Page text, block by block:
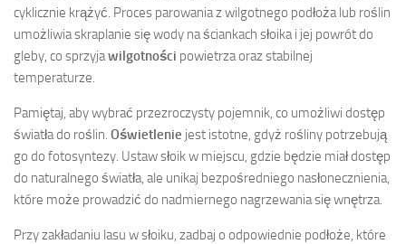
cyklicznie krążyć. Proces parowania z wilgotnego podłoża lub roślin
umożliwia skraplanie się wody na ściankach słoika i jej powrót do
gleby, co sprzyjawilgotności powietrza oraz stabilnej
temperaturze.
Pamiętaj, aby wybrać przezroczysty pojemnik, co umożliwi dostęp
światła do roślin. Oświetlenie jest istotne, gdyż rośliny potrzebują
go do fotosyntezy. Ustaw słoik w miejscu, gdzie będzie miał dostęp
do naturalnego światła, ale unikaj bezpośredniego nasłonecznienia,
które może prowadzić do nadmiernego nagrzewania się wnętrza.
Przy zakładaniu lasu w słoiku, zadbaj o odpowiednie podłoże, które